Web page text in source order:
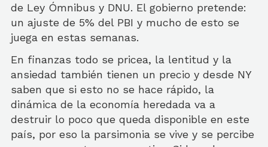
de Ley Ómnibus y DNU. El gobierno pretende:
un ajuste de 5% del PBI y mucho de esto se
juega en estas semanas.
En finanzas todo se pricea, la lentitud y la
ansiedad también tienen un precio y desde NY
saben que si esto no se hace rápido, la
dinámica de la economía heredada va a
destruir lo poco que queda disponible en este
país, por eso la parsimonia se vive y se percibe